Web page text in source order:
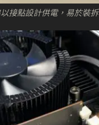
接點設計供電，易於裝拆